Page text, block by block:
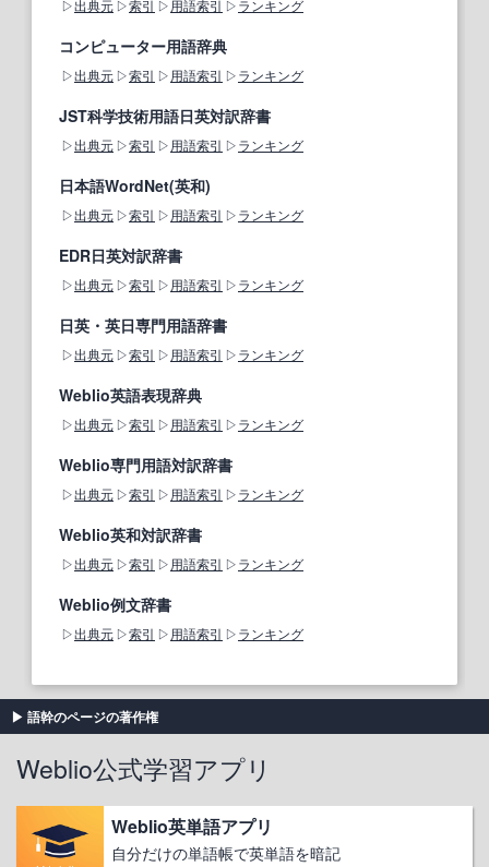
出典元 索引 用語索引 ランキング
コンピューター用語辞典
出典元 索引 用語索引 ランキング
JST科学技術用語日英対訳辞書
出典元 索引 用語索引 ランキング
日本語WordNet(英和)
出典元 索引 用語索引 ランキング
EDR日英対訳辞書
出典元 索引 用語索引 ランキング
日英・英日専門用語辞書
出典元 索引 用語索引 ランキング
Weblio英語表現辞典
出典元 索引 用語索引 ランキング
Weblio専門用語対訳辞書
出典元 索引 用語索引 ランキング
Weblio英和対訳辞書
出典元 索引 用語索引 ランキング
Weblio例文辞書
出典元 索引 用語索引 ランキング
語幹のページの著作権
Weblio公式学習アプリ
Weblio英単語アプリ
自分だけの単語帳で英単語を暗記